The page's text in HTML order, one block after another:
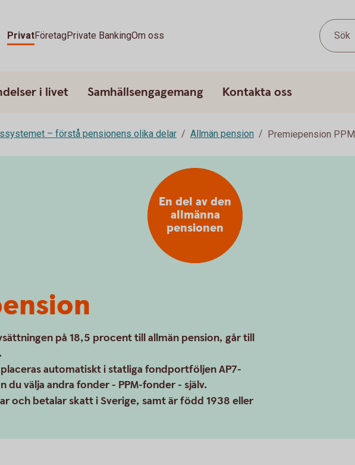
PrivatFöretagPrivate BankingOm oss Sök
i livet Samhällsengagemang Kontakta oss
– förstå pensionens olika delar Allmän pension Premiepension PPM
på 18,5 procent till allmän pension, går till
automatiskt i statliga fondportföljen AP7-
du välja andra fonder - PPM-fonder - själv.
och betalar skatt i Sverige, samt är född 1938 eller
En del av den
allmänna
pensionen